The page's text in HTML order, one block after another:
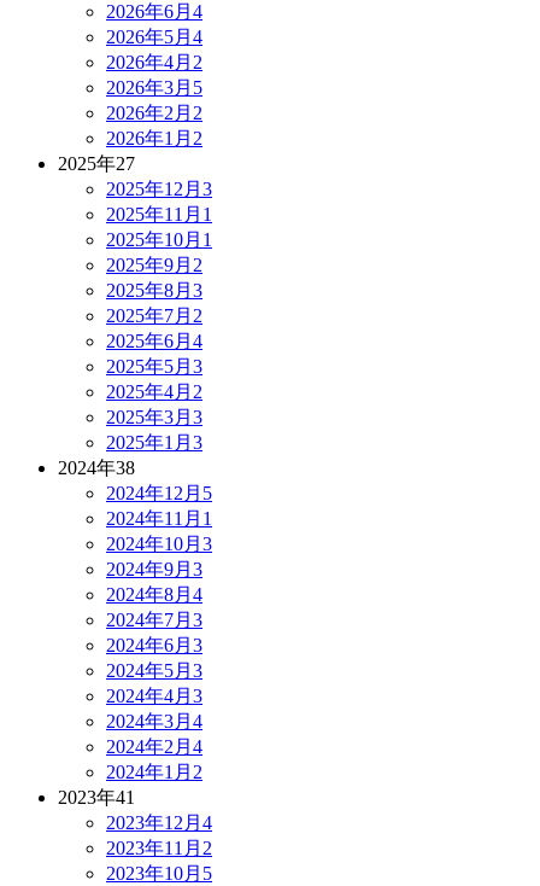
2026年6月 4
2026年5月 4
2026年4月 2
2026年3月 5
2026年2月 2
2026年1月 2
2025年27
2025年12月 3
2025年11月 1
2025年10月 1
2025年9月 2
2025年8月 3
2025年7月 2
2025年6月 4
2025年5月 3
2025年4月 2
2025年3月 3
2025年1月 3
2024年38
2024年12月 5
2024年11月 1
2024年10月 3
2024年9月 3
2024年8月 4
2024年7月 3
2024年6月 3
2024年5月 3
2024年4月 3
2024年3月 4
2024年2月 4
2024年1月 2
2023年41
2023年12月 4
2023年11月 2
2023年10月 5